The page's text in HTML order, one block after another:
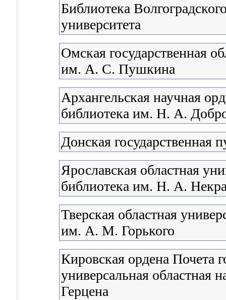
Библиотека
университета
Омская государственная
им. А. С. Пушкина
Архангельская научная
библиотека им. Н. А.
Донская государственная
Ярославская областная
библиотека им. Н. А.
Тверская областная
им. А. М. Горького
Кировская ордена Почета
универсальная областная
Герцена